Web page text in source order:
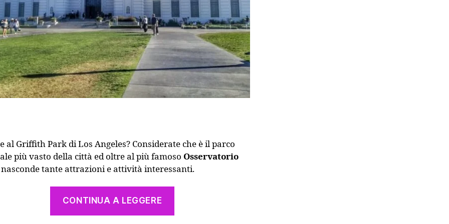
al Griffith Park di Los Angeles? Considerate che è il parco
più vasto della città ed oltre al più famoso Osservatorio
nasconde tante attrazioni e attività interessanti.
CONTINUA A LEGGERE